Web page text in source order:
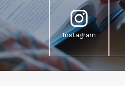
Instagram